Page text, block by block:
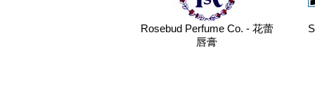
Rosebud Perfume Co. - 花蕾
唇膏